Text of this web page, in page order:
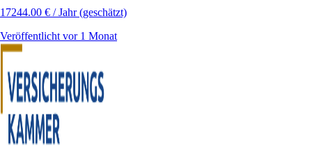
17244.00 € / Jahr (geschätzt)
Veröffentlicht vor 1 Monat